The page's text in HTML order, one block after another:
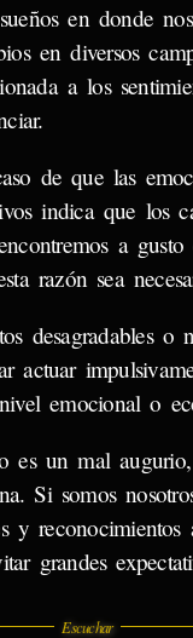
en donde
en diversos
a los
de que las
indica que los
a
razón sea
desagradables o
actuar
emocional o
un mal
Si somos
y
grandes
Escuchar